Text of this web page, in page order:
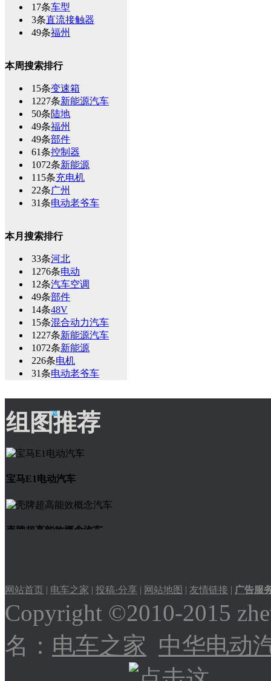
17条车型
3条直流接触器
49条福州
本周搜索排行
15条变速箱
1227条新能源汽车
50条陆地
49条福州
49条部件
61条控制器
1072条新能源
115条充电机
22条广州
31条电动老爷车
本月搜索排行
33条河北
1276条电动
12条汽车空调
49条部件
14条48V
15条混合动力汽车
1227条新能源汽车
1072条新能源
226条电机
31条电动老爷车
组图推荐
宝马E1电动汽车
壳牌超高能效概念汽车
2017款雪佛兰Sonic
网站首页 | 电车之家 | 投稿·分享 | 网站地图 | 友情链接 | 广告服
Copyright ©2010-2015
名： 电车之家 中华电动